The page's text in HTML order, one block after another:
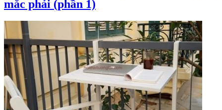
mắc phải (phần 1)